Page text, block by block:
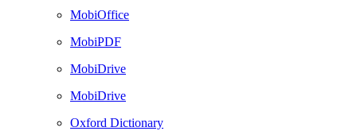
MobiOffice
MobiPDF
MobiDrive
MobiDrive
Oxford Dictionary